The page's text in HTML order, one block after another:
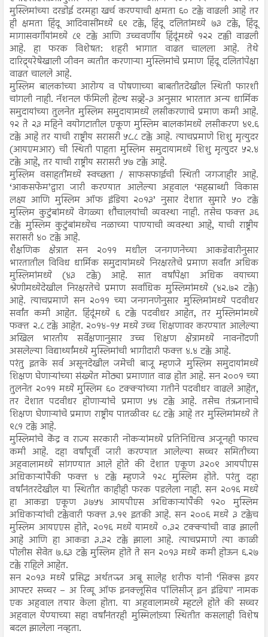
मुस्लिमांच्या दरडोई दरमहा खर्च करण्याची क्षमता ६० टक्के वाढली आहे तर
ही क्षमता हिंदू आदिवासींमध्ये ६९ टक्के, हिंदू दलितांमध्ये ७३ टक्के, हिंदू
मागासवर्गीयांमध्ये ८९ टक्के आणि उच्चवर्णीय हिंदूंमध्ये १२२ टक्की वाढली
आहे. हा फरक विशेषत: शहरी भागात वाढत चालला आहे. तेथे
दारिद्र्यरेषेखाली जीवन व्यतीत करणाऱ्या मुस्लिमांचे प्रमाण हिंदू दलितांपेक्षा
वाढत चालले आहे.
मुस्लिम बालकांच्या आरोग्य व पोषणाच्या बाबतीतदेखील स्थिती फारशी
चांगली नाही. नॅशनल फॅमिली हेल्थ सव्र्हे-३ अनुसार भारतात अन्य धार्मिक
समुदायांच्या तुलनेत मुस्लिम समुदायामध्ये लसीकरणाचे प्रमाण कमी आहे.
१२ ते २३ महिने वयोगटातील एकूण मुस्लिम बालकांमध्ये लसीकरण ४९.६
टक्के आहे तर याची राष्ट्रीय सरासरी ५८.८ टक्के आहे. त्याचप्रमाणे शिशु मृत्युदर
(आयएमआर) ची स्थिती पाहता मुस्लिम समुदायामध्ये शिशु मृत्युदर ५२.४
टक्के आहे, तर याची राष्ट्रीय सरासरी ५७ टक्के आहे.
मुस्लिम वसाहतींमध्ये स्वच्छता / साफसफाईची स्थिती जगजाहीर आहे.
‘आकसफेम’द्वारा जारी करण्यात आलेल्या अहवाल ‘सहस्राब्धी विकास
लक्ष्य आणि मुस्लिम ऑफ इंडिया २०१३’ नुसार देशात सुमारे ५० टक्के
मुस्लिम कुटुंबांमध्ये वेगळ्या शौचालयांची व्यवस्था नाही. तसेच फक्त ३६
टक्के मुस्लिम कुटुंबांमध्येच नळाच्या पाण्याची व्यवस्था आहे, याची राष्ट्रीय
सरासरी ४० टक्के आहे.
शैक्षणिक क्षेत्रात सन २०११ मधील जनगणनेच्या आकडेवारीनुसार
भारतातील विविध धार्मिक समुदायांमध्ये निरक्षरतेचे प्रमाण सर्वांत अधिक
मुस्लिमांमध्ये (४३ टक्के) आहे. सात वर्षांपेक्षा अधिक वयाच्या
श्रेणीमध्येदेखील निरक्षरतेचे प्रमाण सर्वाधिक मुस्लिमांमध्ये (४२.७२ टक्के)
आहे. त्याचप्रमाणे सन २०११ च्या जनगनणेनुसार मुस्लिमांमध्ये पदवीधर
सर्वांत कमी आहेत. हिंदूंमध्ये ६ टक्के पदवीधर आहेत, तर मुस्लिमांमध्ये
फक्त २.८ टक्के आहेत. २०१४-१५ मध्ये उच्च शिक्षणावर करण्यात आलेल्या
अखिल भारतीय सर्वेक्षणानुसार उच्च शिक्षण क्षेत्रामध्ये नावनोंदणी
असलेल्या विद्यार्थ्यांमध्ये मुस्लिमांची भागीदारी फक्त ४.४ टक्के आहे.
परंतु इतके सर्व असूनदेखील जमेची बाजू म्हणजे मुस्लिम समुदायांमध्ये
शिक्षण घेणाऱ्यांच्या संख्येत मोठ्या प्रमाणात वाढ होत आहे. सन २००१ च्या
तुलनेत २०११ मध्ये मुस्लिम ६० टक्क्यांच्या गतीने पदवीधर वाढले आहेत,
तर देशात पदवीधर होणाऱ्यांचे प्रमाण ५४ टक्के आहे. तसेच तंत्रज्ञानाचे
शिक्षण घेणाऱ्यांचे प्रमाण राष्ट्रीय पातळीवर ६८ टक्के आहे तर मुस्लिमांमध्ये ते
९८१ टक्के आहे.
मुस्लिमांचे केंद्र व राज्य सरकारी नोकऱ्यांमध्ये प्रतिनिधित्व अजूनही फारच
कमी आहे. दहा वर्षांपूर्वी जारी करण्यात आलेल्या सच्चर समितीच्या
अहवालामध्ये सांगण्यात आले होते की देशात एकूण ३२०९ आयपीएस
अधिकाऱ्यांपैकी फक्त ४ टक्के म्हणजे १२८ मुस्लिम होते. परंतु दहा
वर्षांनंतरदेखील या स्थितीत काहीही फरक पडलेला नाही. सन २०१६ मध्ये
हा आकडा एकूण ३७५४ आयपीएस अधिकाऱ्यांपैकी १२० मुस्लिम
अधिकाऱ्यांची टक्केवारी फक्त ३.१९ इतकी आहे. सन २००६ मध्ये ३ टक्केच
मुस्लिम आयएएस होते, २०१६ मध्ये यामध्ये ०.३२ टक्क्यांची वाढ झाली
आहे आणि हा आकडा ३.३२ टक्के झाला आहे. त्याचप्रमाणे त्या काळी
पोलीस सेवेत ७.६३ टक्के मुस्लिम होते ते सन २०१३ मध्ये कमी होऊन ६.२७
टक्के राहिले आहेत.
सन २०१३ मध्ये प्रसिद्ध अर्थतज्ज्ञ अबू सालेह शरीफ यांनी ‘सिक्स इयर
आफ्टर सच्चर – अ रिव्यू ऑफ इनक्लूसिव पॉलिसीज् इन इंडिया’ नामक
एक अहवाल तयार केला होता. या अहवालामध्ये म्हटले होते की सच्चर
अहवाल येण्याच्या सहा वर्षांनंतरही मुस्मिलांच़्या स्थितीत कसलाही विशेष
बदल झालेला नव्हता.